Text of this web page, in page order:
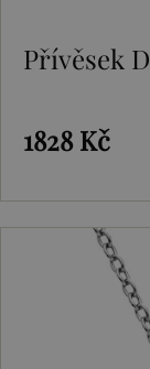
Přívěsek
1828 Kč